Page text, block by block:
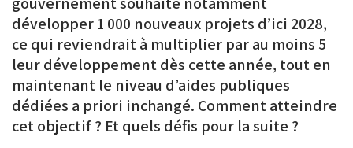
développer 1 000 nouveaux projets d’ici 2028,
ce qui reviendrait à multiplier par au moins 5
leur développement dès cette année, tout en
maintenant le niveau d’aides publiques
dédiées a priori inchangé. Comment atteindre
cet objectif ? Et quels défis pour la suite ?